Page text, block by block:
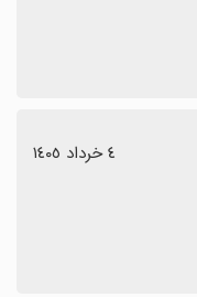
٤ خرداد ١٤٠٥